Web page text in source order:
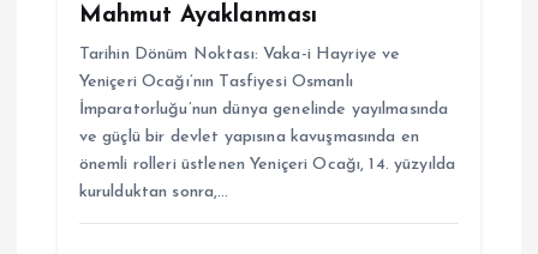
Mahmut Ayaklanması
Tarihin Dönüm Noktası: Vaka-i Hayriye ve
Yeniçeri Ocağı’nın Tasfiyesi Osmanlı
İmparatorluğu’nun dünya genelinde yayılmasında
ve güçlü bir devlet yapısına kavuşmasında en
önemli rolleri üstlenen Yeniçeri Ocağı, 14. yüzyılda
kurulduktan sonra,…